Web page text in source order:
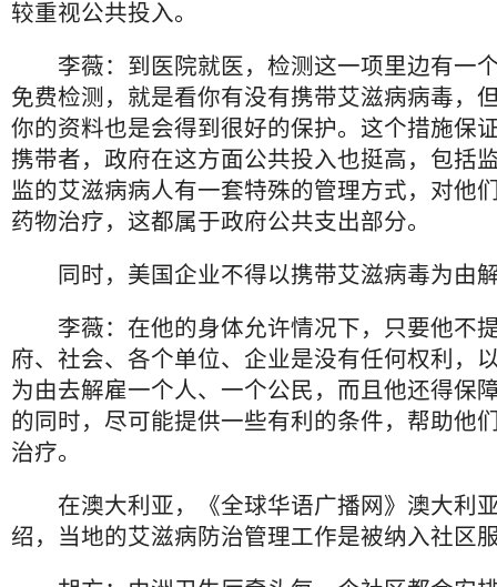
较重视公共投入。
李薇：到医院就医，检测这一项里边有一
免费检测，就是看你有没有携带艾滋病病毒，
你的资料也是会得到很好的保护。这个措施保
携带者，政府在这方面公共投入也挺高，包括
监的艾滋病病人有一套特殊的管理方式，对他
药物治疗，这都属于政府公共支出部分。
同时，美国企业不得以携带艾滋病毒为由
李薇：在他的身体允许情况下，只要他不
府、社会、各个单位、企业是没有任何权利，
为由去解雇一个人、一个公民，而且他还得保
的同时，尽可能提供一些有利的条件，帮助他
治疗。
在澳大利亚，《全球华语广播网》澳大利
绍，当地的艾滋病防治管理工作是被纳入社区